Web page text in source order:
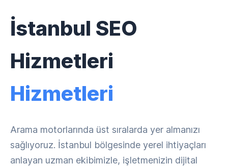
İstanbul SEO
Hizmetleri
Hizmetleri
Arama motorlarında üst sıralarda yer almanızı
sağlıyoruz. İstanbul bölgesinde yerel ihtiyaçları
anlayan uzman ekibimizle, işletmenizin dijital